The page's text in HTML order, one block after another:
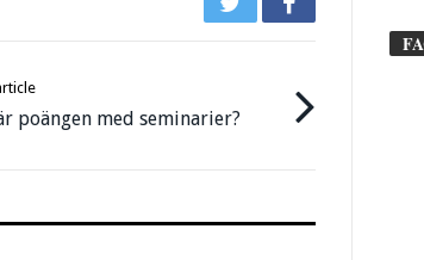
poängen med seminarier?